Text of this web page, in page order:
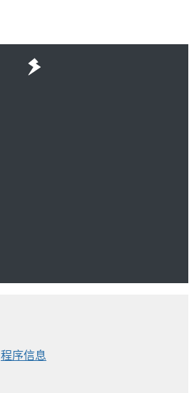
程序信息